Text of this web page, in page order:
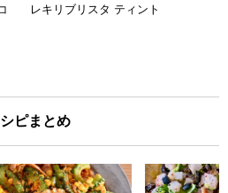
レキリブリスタ ティント
ピまとめ